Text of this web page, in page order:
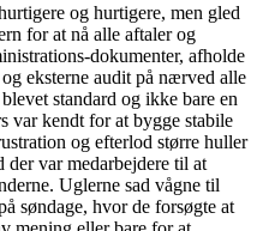
og hurtigere, men gled
for at nå alle aftaler og
dokumenter, afholde
eksterne audit på nærved alle
standard og ikke bare en
var kendt for at bygge stabile
og efterlod større huller
der var medarbejdere til at
Uglerne sad vågne til
søndage, hvor de forsøgte at